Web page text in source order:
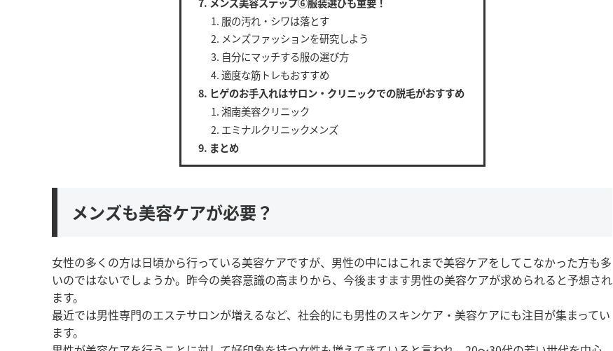
服の汚れ・シワは落とす
メンズファッションを研究しよう
自分にマッチする服の選び方
適度な筋トレもおすすめ
ヒゲのお手入れはサロン・クリニックでの脱毛がおすすめ
湘南美容クリニック
エミナルクリニックメンズ
まとめ
メンズも美容ケアが必要？
女性の多くの方は日頃から行っている美容ケアですが、男性の中にはこれまで美容ケアをしてこなかった方も多
いのではないでしょうか。昨今の美容意識の高まりから、今後ますます男性の美容ケアが求められると予想され
ます。
最近では男性専門のエステサロンが増えるなど、社会的にも男性のスキンケア・美容ケアにも注目が集まってい
ます。